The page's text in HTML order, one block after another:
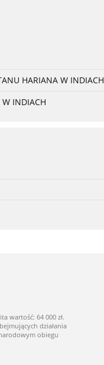
HARIANA W INDIACH
W INDIACH
wartość: 64 000 zł.
działania
obiegu